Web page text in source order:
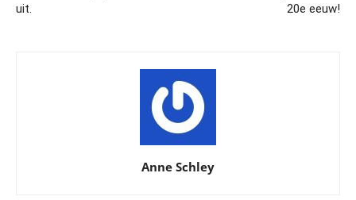
uit.
20e eeuw!
Anne Schley